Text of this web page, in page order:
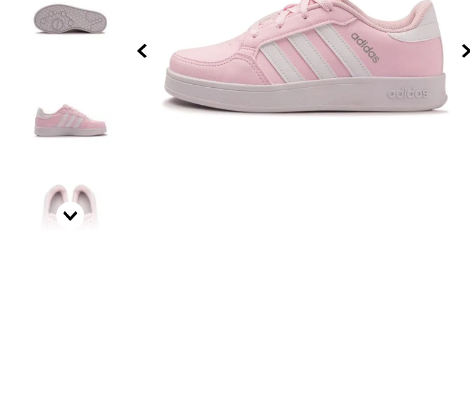
8º
vans
9
tênis infantil
10
chuteira